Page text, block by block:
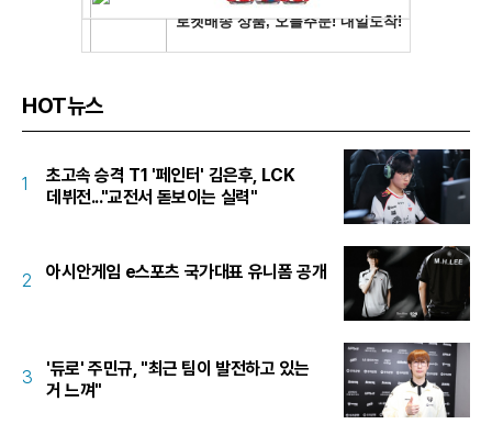
HOT뉴스
1
초고속 승격 T1 '페인터' 김은후, LCK
데뷔전..."교전서 돋보이는 실력"
2 아시안게임 e스포츠 국가대표 유니폼 공개
3
'듀로' 주민규, "최근 팀이 발전하고 있는
거 느껴"